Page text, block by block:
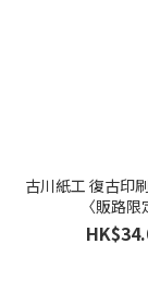
古川紙工 復古印
〈販路限